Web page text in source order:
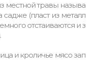
местной травы называ
(пласт из металл
отстаиваются и з
и кроличье мясо зап